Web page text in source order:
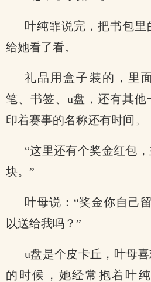
叶纯霏说完，把书包
给她看了看。
礼品用盒子装的，里
笔、书签、u盘，还有其
印着赛事的名称还有时间。
“这里还有个奖金红包
块。”
叶母说：“奖金你自己
以送给我吗？”
u盘是个皮卡丘，叶母
的时候，她经常抱着叶